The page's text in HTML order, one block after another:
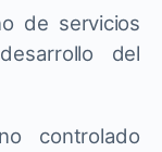
de servicios
del
controlado